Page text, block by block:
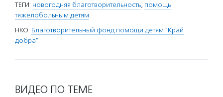
ТЕГИ: новогодняя благотворительность, помощь
тяжелобольным детям
НКО: Благотворительный фонд помощи детям "Край
добра"
ВИДЕО ПО ТЕМЕ